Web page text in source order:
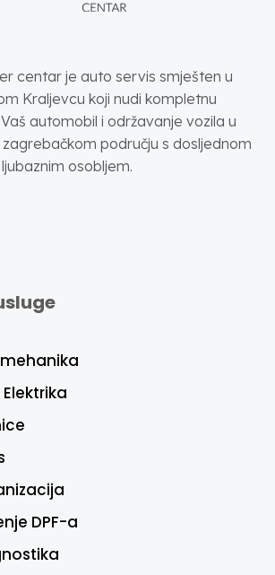
centar je auto servis smješten u
Kraljevcu koji nudi kompletnu
automobil i održavanje vozila u
području s dosljednom
osobljem.
DPF-a